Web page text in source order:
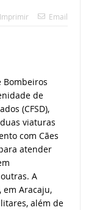
Imprimir Email
Bombeiros
de
(CFSD),
viaturas
com Cães
atender
A
Aracaju,
além de